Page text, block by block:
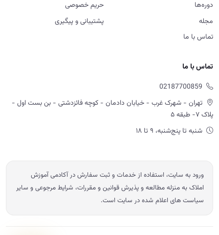
دوره‌ها
مجله
تماس با ما
حریم خصوصی
پشتیبانی و پیگیری
تماس با ما
02187700859
تهران - شهرک غرب - خیابان دادمان - کوچه فائزدشتی - بن بست اول -
پلاک ۷- طبقه ۵
شنبه تا پنج‌شنبه، ۹ تا ۱۸
ورود به سایت، استفاده از خدمات و ثبت سفارش در آکادمی آموزش
املاک به منزله مطالعه و پذیرش قوانین و مقررات، شرایط مرجوعی و سایر
سیاست های اعلام شده در سایت است.